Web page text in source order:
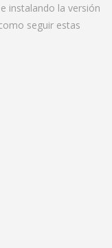
instalando la versión
seguir estas